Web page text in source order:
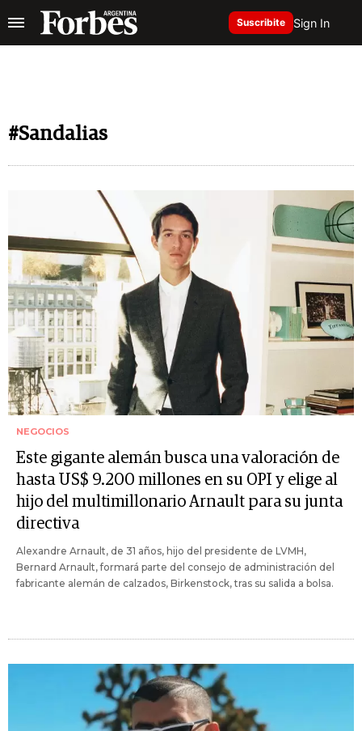
Suscribite Sign In
#Sandalias
NEGOCIOS
Este gigante alemán busca una valoración de
hasta US$ 9.200 millones en su OPI y elige al
hijo del multimillonario Arnault para su junta
directiva
Alexandre Arnault, de 31 años, hijo del presidente de LVMH,
Bernard Arnault, formará parte del consejo de administración del
fabricante alemán de calzados, Birkenstock, tras su salida a bolsa.